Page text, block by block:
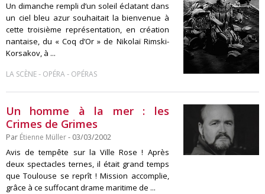
Un dimanche rempli d’un soleil éclatant dans
un ciel bleu azur souhaitait la bienvenue à
cette troisième représentation, en création
nantaise, du « Coq d’Or » de Nikolaï Rimski-
Korsakov, à ...
LA SCÈNE- OPÉRA- OPÉRAS
Un homme à la mer : les
Crimes de Grimes
Par Étienne Müller- 03/03/2002
Avis de tempête sur la Ville Rose ! Après
deux spectacles ternes, il était grand temps
que Toulouse se reprît ! Mission accomplie,
grâce à ce suffocant drame maritime de ...